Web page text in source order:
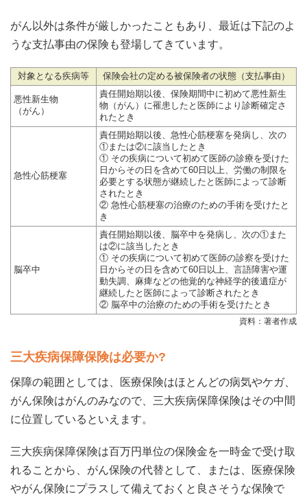
がん以外は条件が厳しかったこともあり、最近は下記のよ
うな支払事由の保険も登場してきています。
対象となる疾病等 保険会社の定める被保険者の状態（支払事由）
悪性新生物
（がん）
責任開始期以後、保険期間中に初めて悪性新生
物（がん）に罹患したと医師により診断確定さ
れたとき
急性心筋梗塞
責任開始期以後、急性心筋梗塞を発病し、次の
①または②に該当したとき
① その疾病について初めて医師の診療を受けた
日からその日を含めて60日以上、労働の制限を
必要とする状態が継続したと医師によって診断
されたとき
② 急性心筋梗塞の治療のための手術を受けたと
き
脳卒中
責任開始期以後、脳卒中を発病し、次の①また
は②に該当したとき
① その疾病について初めて医師の診察を受けた
日からその日を含めて60日以上、言語障害や運
動失調、麻痺などの他覚的な神経学的後遺症が
継続したと医師によって診断されたとき
② 脳卒中の治療のための手術を受けたとき
資料：著者作成
三大疾病保障保険は必要か?
保障の範囲としては、医療保険はほとんどの病気やケガ、
がん保険はがんのみなので、三大疾病保障保険はその中間
に位置しているといえます。
三大疾病保障保険は百万円単位の保険金を一時金で受け取
れることから、がん保険の代替として、または、医療保険
やがん保険にプラスして備えておくと良さそうな保険で